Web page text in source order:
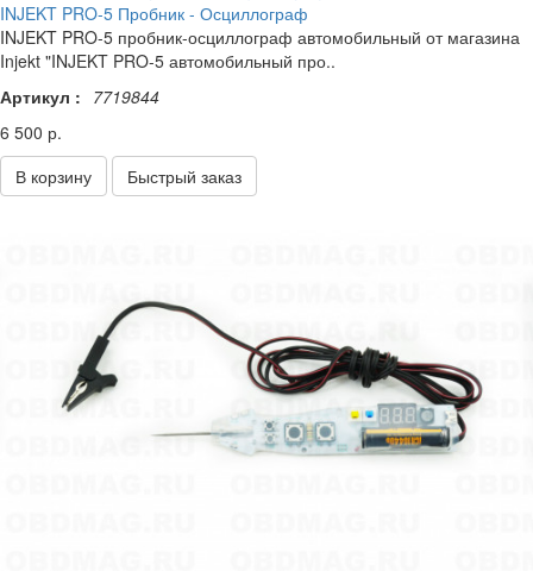
INJEKT PRO-5 Пробник - Осциллограф
INJEKT PRO-5 пробник-осциллограф автомобильный от магазина
Injekt "INJEKT PRO-5 автомобильный про..
Артикул : 7719844
6 500 р.
В корзину
Быстрый заказ